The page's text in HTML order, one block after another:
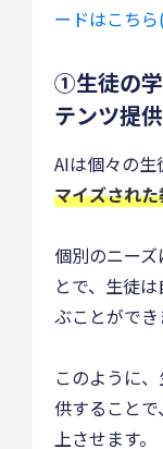
ードはこち
①生徒の
テンツ提供
AIは個々の生
マイズされ
個別のニー
とで、生徒
ぶことができ
このように
供すること
上させます。